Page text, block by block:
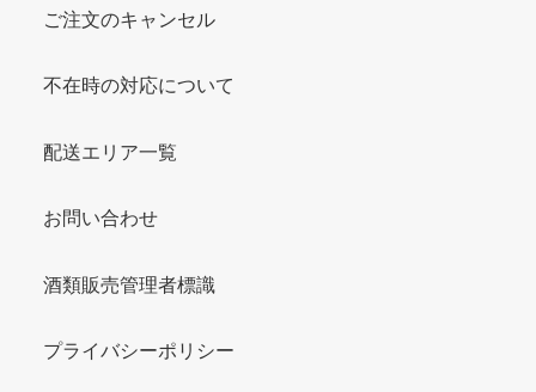
ご注文のキャンセル
不在時の対応について
配送エリア一覧
お問い合わせ
酒類販売管理者標識
プライバシーポリシー